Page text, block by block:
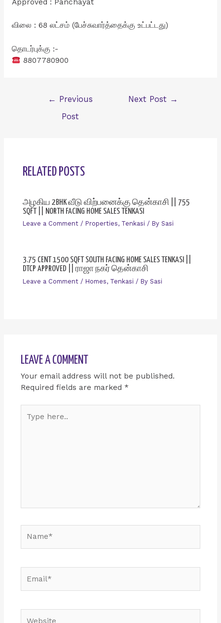
விலை : 68 லட்சம் (பேச்சுவார்த்தைக்கு உட்பட்டது)
தொடர்புக்கு :-
8807780900
← Previous
Post
Next Post →
RELATED POSTS
அழகிய 2BHK வீடு விற்பனைக்கு தென்காசி || 755
SQFT || NORTH FACING HOME SALES TENKASI
Leave a Comment / Properties, Tenkasi / By Sasi
3.75 CENT 1500 SQFT SOUTH FACING HOME SALES TENKASI ||
DTCP APPROVED || ராஜா நகர் தென்காசி
Leave a Comment / Homes, Tenkasi / By Sasi
LEAVE A COMMENT
Your email address will not be published.
Required fields are marked *
here..